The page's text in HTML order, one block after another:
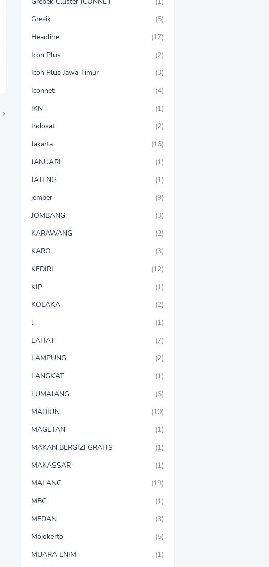
Gresik
(5)
Headline
(17)
Icon Plus
(2)
Icon Plus Jawa Timur
(3)
Iconnet
(4)
IKN
(1)
Indosat
(2)
Jakarta
(16)
JANUARI
(1)
JATENG
(1)
jember
(9)
JOMBANG
(3)
KARAWANG
(2)
KARO
(3)
KEDIRI
(12)
KIP
(1)
KOLAKA
(2)
l
(1)
LAHAT
(7)
LAMPUNG
(2)
LANGKAT
(1)
LUMAJANG
(6)
MADIUN
(10)
MAGETAN
(1)
MAKAN BERGIZI GRATIS
(1)
MAKASSAR
(1)
MALANG
(19)
MBG
(1)
MEDAN
(3)
Mojokerto
(5)
MUARA ENIM
(1)